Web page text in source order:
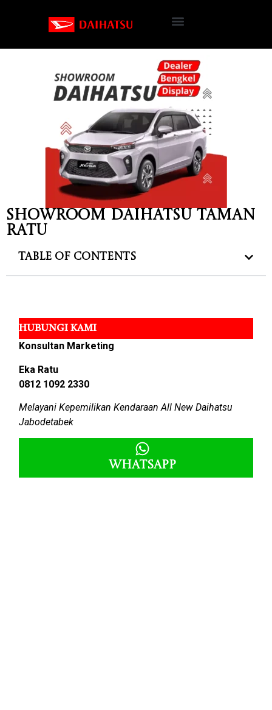
Showroom Daihatsu Taman
Ratu
Table of Contents
HUBUNGI KAMI
Konsultan Marketing
Eka Ratu
0812 1092 2330
Melayani Kepemilikan Kendaraan All New Daihatsu
Jabodetabek
Whatsapp